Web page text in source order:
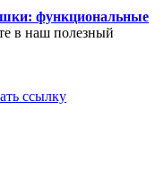
функциональные
в наш полезный
ссылку